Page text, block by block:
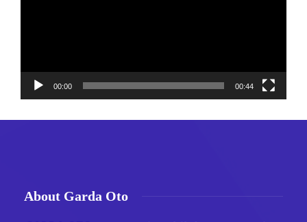
00:00 00:44
About Garda Oto